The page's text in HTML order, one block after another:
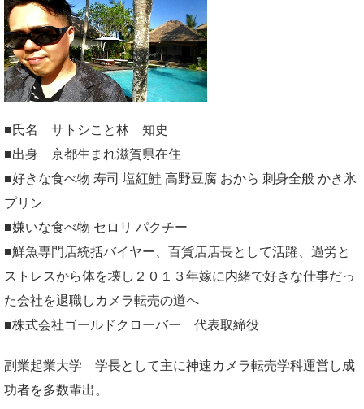
■氏名 サトシこと林 知史
■出身 京都生まれ滋賀県在住
■好きな食べ物 寿司 塩紅鮭 高野豆腐 おから 刺身全般 かき氷
プリン
■嫌いな食べ物 セロリ パクチー
■鮮魚専門店統括バイヤー、百貨店店長として活躍、過労と
ストレスから体を壊し２０１３年嫁に内緒で好きな仕事だっ
た会社を退職しカメラ転売の道へ
■株式会社ゴールドクローバー 代表取締役
副業起業大学 学長として主に神速カメラ転売学科運営し成
功者を多数輩出。